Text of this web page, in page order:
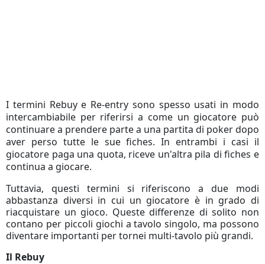
I termini Rebuy e Re-entry sono spesso usati in modo
intercambiabile per riferirsi a come un giocatore può
continuare a prendere parte a una partita di poker dopo
aver perso tutte le sue fiches.In entrambi i casi il
giocatore paga una quota, riceve un'altra pila di fiches e
continua a giocare.
Tuttavia, questi termini si riferiscono a due modi
abbastanza diversi in cui un giocatore è in grado di
riacquistare un gioco. Queste differenze di solito non
contano per piccoli giochi a tavolo singolo, ma possono
diventare importanti per tornei multi-tavolo più grandi.
Il Rebuy